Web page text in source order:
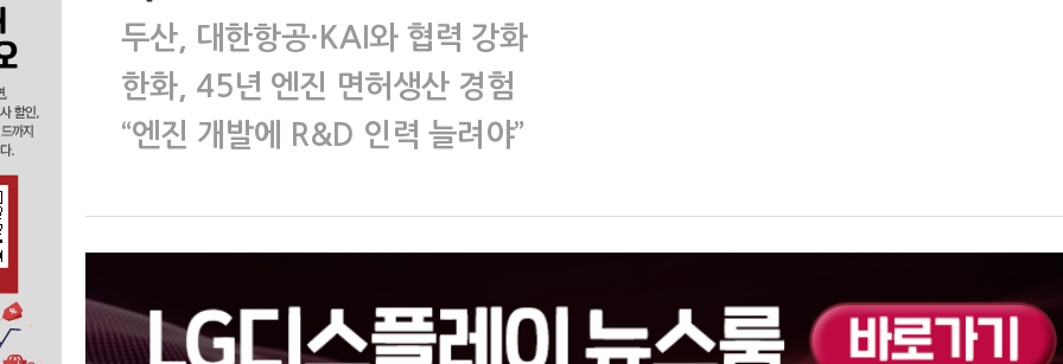
두산, 대한항공·KAI와 협력 강화
한화, 45년 엔진 면허생산 경험
“엔진 개발에 R&D 인력 늘려야”